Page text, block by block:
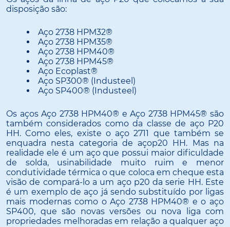
disposição são:
Aço 2738 HPM32®
Aço 2738 HPM35®
Aço 2738 HPM40®
Aço 2738 HPM45®
Aço Ecoplast®
Aço SP300® (Industeel)
Aço SP400® (Industeel)
Os aços Aço 2738 HPM40® e Aço 2738 HPM45® são
também considerados como da classe de aço P20
HH. Como eles, existe o aço 2711 que também se
enquadra nesta categoria de açop20 HH. Mas na
realidade ele é um aço que possui maior dificuldade
de solda, usinabilidade muito ruim e menor
condutividade térmica o que coloca em cheque esta
visão de compará-lo a um aço p20 da serie HH. Este
é um exemplo de aço já sendo substituído por ligas
mais modernas como o Aço 2738 HPM40® e o aço
SP400, que são novas versões ou nova liga com
propriedades melhoradas em relação a qualquer aço